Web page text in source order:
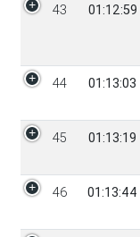
43 01:12:59
44 01:13:03
45 01:13:19
46 01:13:44